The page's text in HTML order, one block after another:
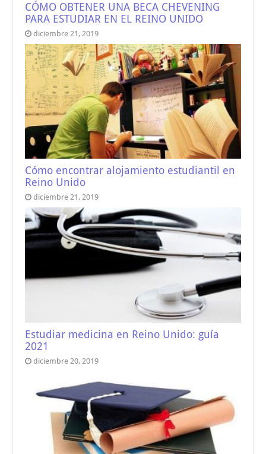
CÓMO OBTENER UNA BECA CHEVENING
PARA ESTUDIAR EN EL REINO UNIDO
diciembre 21, 2019
Cómo encontrar alojamiento estudiantil en
Reino Unido
diciembre 21, 2019
Estudiar medicina en Reino Unido: guía
2021
diciembre 20, 2019